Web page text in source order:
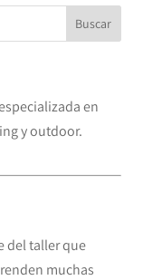
en
y outdoor.
del taller que
muchas